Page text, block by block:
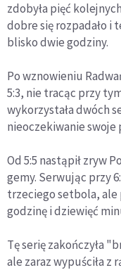
zdobyła pięć
dobre się rozpadało i
blisko dwie godziny.
Po wznowieniu
5:3, nie tracąc przy
wykorzystała dwóch
nieoczekiwanie swoje
Od 5:5 nastąpił zryw
gemy. Serwując przy
trzeciego setbola, ale
godzinę i dziewięć
Tę serię zakończyła
ale zaraz wypuściła z